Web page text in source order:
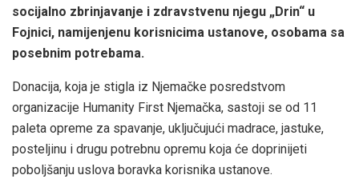
socijalno zbrinjavanje i zdravstvenu njegu „Drin“ u
Fojnici, namijenjenu korisnicima ustanove, osobama sa
posebnim potrebama.
Donacija, koja je stigla iz Njemačke posredstvom
organizacije Humanity First Njemačka, sastoji se od 11
paleta opreme za spavanje, uključujući madrace, jastuke,
posteljinu i drugu potrebnu opremu koja će doprinijeti
poboljšanju uslova boravka korisnika ustanove.